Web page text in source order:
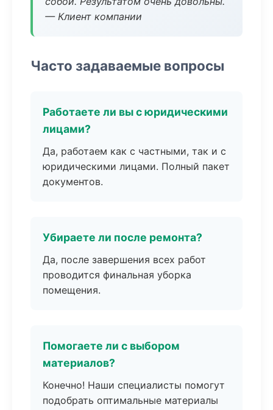
— Клиент компании
Часто задаваемые вопросы
Работаете ли вы с юридическими
лицами?
Да, работаем как с частными, так и с
юридическими лицами. Полный пакет
документов.
Убираете ли после ремонта?
Да, после завершения всех работ
проводится финальная уборка
помещения.
Помогаете ли с выбором
материалов?
Конечно! Наши специалисты помогут
подобрать оптимальные материалы